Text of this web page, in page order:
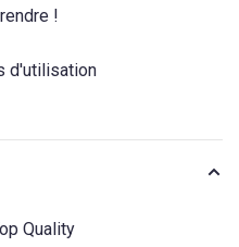
!
d'utilisation
Quality